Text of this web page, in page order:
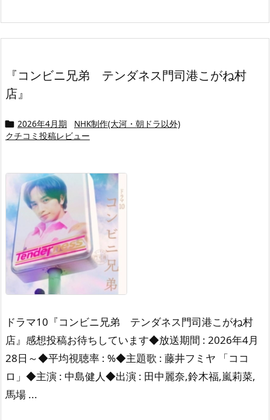
『コンビニ兄弟 テンダネス門司港こがね村
店』
 2026年4月期
NHK制作(大河・朝ドラ以外)
クチコミ投稿レビュー
ドラマ10『コンビニ兄弟 テンダネス門司港こがね村
店』感想投稿お待ちしています◆放送期間 : 2026年4月
28日～◆平均視聴率 : %◆主題歌 : 藤井フミヤ 「ココ
ロ」◆主演 : 中島健人◆出演 : 田中麗奈,鈴木福,嵐莉菜,
馬場 ...